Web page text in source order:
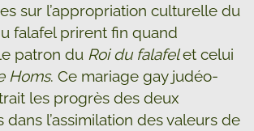
sur l’appropriation culturelle du
falafel prirent fin quand
patron du Roi du falafelet celui
Homs. Ce mariage gay judéo-
les progrès des deux
l’assimilation des valeurs de